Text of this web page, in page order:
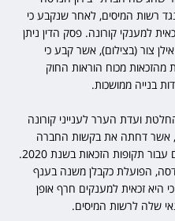
רשות המיסים, לאחר שנקבע כי
למענקי קורונה. פסק הדין ניתן
צור (בצילום), אשר קבע כי
מהזכאות מכוח הוראות החוק
בנייה ממושכות.
ועדת הערר לענייני קורונה
אשר דחתה את בקשות החברה
לקבלת מענקים עבור תקופות הזכאות בשנת 2020.
הפועלת כקבלן משנה בענף
היא זכאית למענקים חרף אופן
שלה לרשות המיסים.